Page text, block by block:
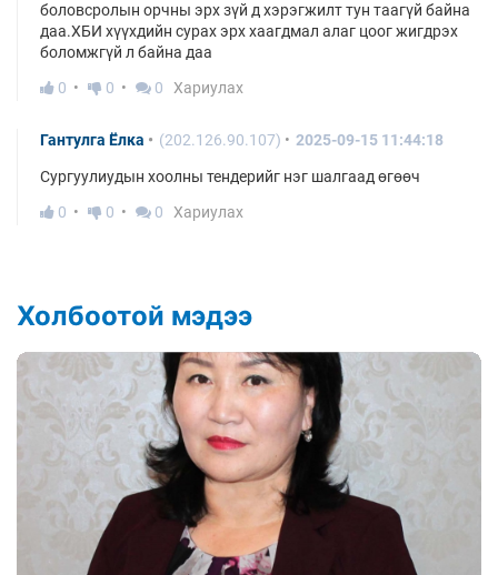
боловсролын орчны эрх зүй д хэрэгжилт тун таагүй байна
даа.ХБИ хүүхдийн сурах эрх хаагдмал алаг цоог жигдрэх
боломжгүй л байна даа
0
0 0 Хариулах
Гантулга Ёлка (202.126.90.107) 2025-09-15 11:44:18
Сургуулиудын хоолны тендерийг нэг шалгаад өгөөч
0
0 0 Хариулах
Холбоотой мэдээ